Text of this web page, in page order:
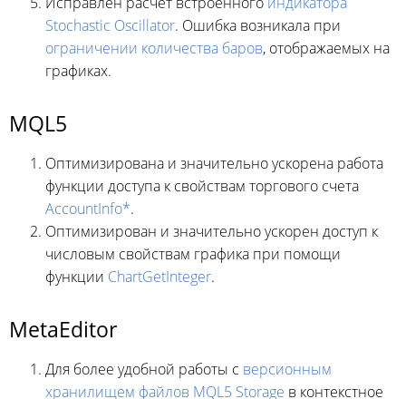
Stochastic Oscillator. Ошибка возникала при
ограничении количества баров, отображаемых на
графиках.
MQL5
Оптимизирована и значительно ускорена работа
функции доступа к свойствам торгового счета
AccountInfo*.
Оптимизирован и значительно ускорен доступ к
числовым свойствам графика при помощи
функции ChartGetInteger.
MetaEditor
Для более удобной работы с версионным
хранилищем файлов MQL5 Storage в контекстное